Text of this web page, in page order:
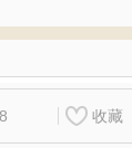
收藏